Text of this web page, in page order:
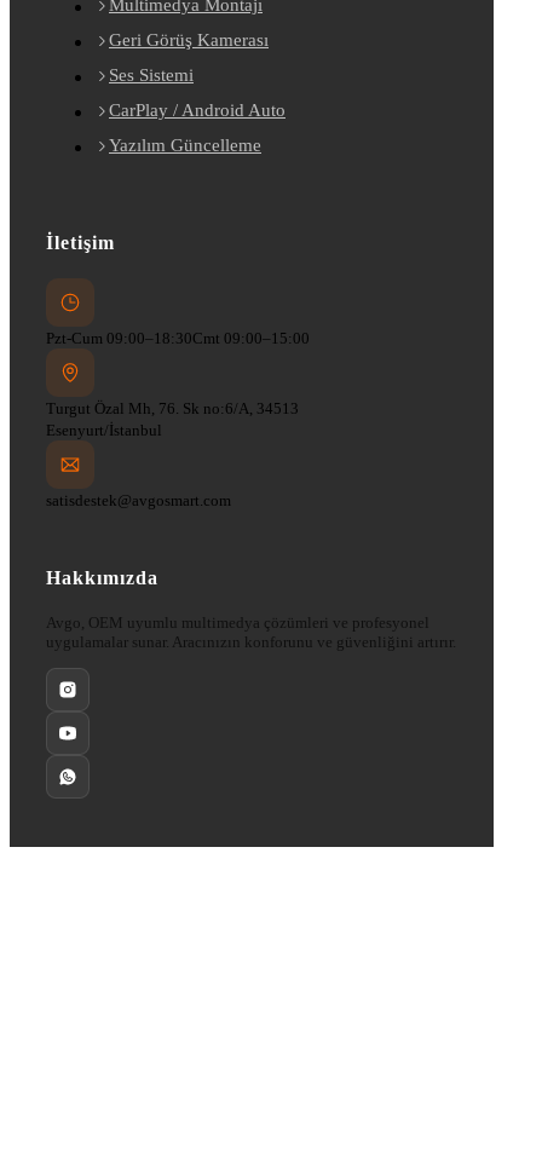
Multimedya Montajı
Geri Görüş Kamerası
Ses Sistemi
CarPlay / Android Auto
Yazılım Güncelleme
İletişim
Pzt-Cum 09:00–18:30Cmt 09:00–15:00
Turgut Özal Mh, 76. Sk no:6/A, 34513
Esenyurt/İstanbul
satisdestek@avgosmart.com
Hakkımızda
Avgo, OEM uyumlu multimedya çözümleri ve profesyonel
uygulamalar sunar. Aracınızın konforunu ve güvenliğini artırır.